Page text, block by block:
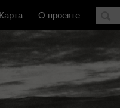
Карта О проекте